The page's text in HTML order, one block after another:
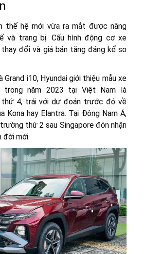
thế hệ mới vừa ra mắt được nâng
và trang bị. Cấu hình động cơ xe
thay đổi và giá bán tăng đáng kể so
Grand i10, Hyundai giới thiệu mẫu xe
trong năm 2023 tại Việt Nam là
thứ 4, trái với dự đoán trước đó về
Kona hay Elantra. Tại Đông Nam Á,
thứ 2 sau Singapore đón nhận
đời mới.